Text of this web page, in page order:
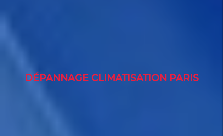
DÉPANNAGE CLIMATISATION PARIS